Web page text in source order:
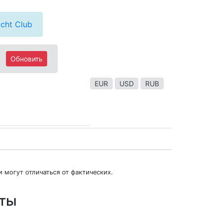
Club
Обновить
EUR USD RUB
отличаться от фактических.